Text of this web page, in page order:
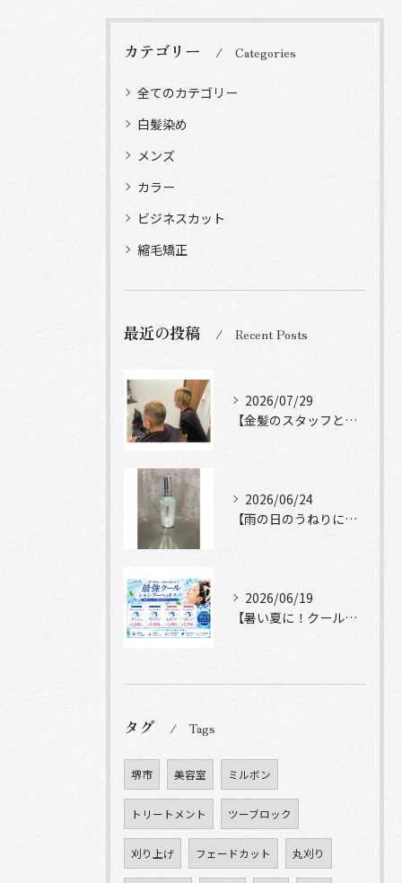
カテゴリー Categories
全てのカテゴリー
白髪染め
メンズ
カラー
ビジネスカット
縮毛矯正
最近の投稿 Recent Posts
2026/07/29
【金髪のスタッフと常連様ショット】
2026/06/24
【雨の日のうねりにストレートロック】
2026/06/19
【暑い夏に！クールシャンプーヘッドスパ】
タグ Tags
堺市 美容室 ミルボン
トリートメント ツーブロック
刈り上げ フェードカット 丸刈り